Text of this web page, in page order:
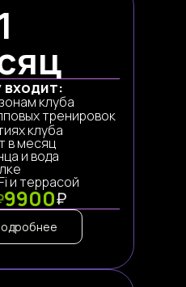
1
входит:
клуба
тренировок
клуба
в месяц
и вода
и террасой
9900₽